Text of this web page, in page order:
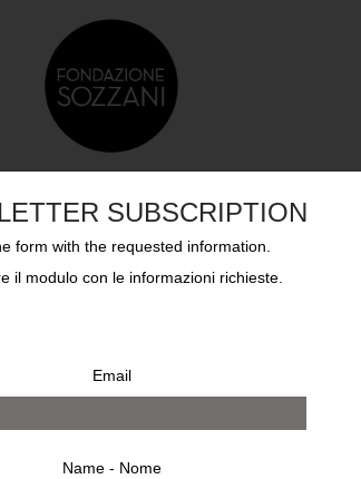
SUBSCRIPTION
form with the requested information.
il modulo con le informazioni richieste.
Email
Name - Nome